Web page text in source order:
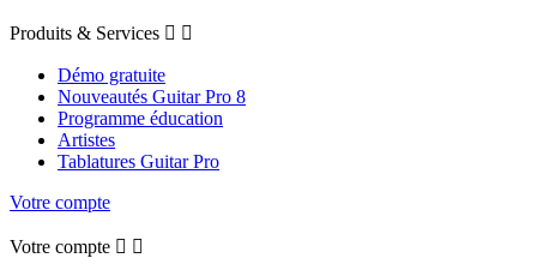
Produits & Services  
Démo gratuite
Nouveautés Guitar Pro 8
Programme éducation
Artistes
Tablatures Guitar Pro
Votre compte
Votre compte  